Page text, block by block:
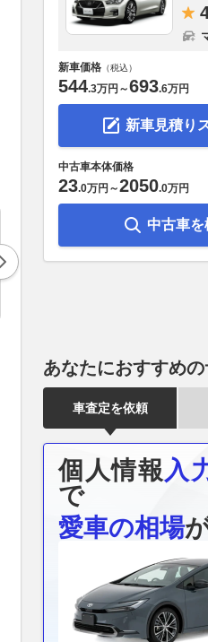
選択肢！メーカー承認の補修部
品ブランド導入
グーネット
新車価格 （税込）
544.3万円 ～693.6万円
新車見積り
中古車本体価格
23.0万円 ～2050.0万円
中古車を
あなたにおすすめ
車査定を依頼
個人情報 入
で
愛車の相場